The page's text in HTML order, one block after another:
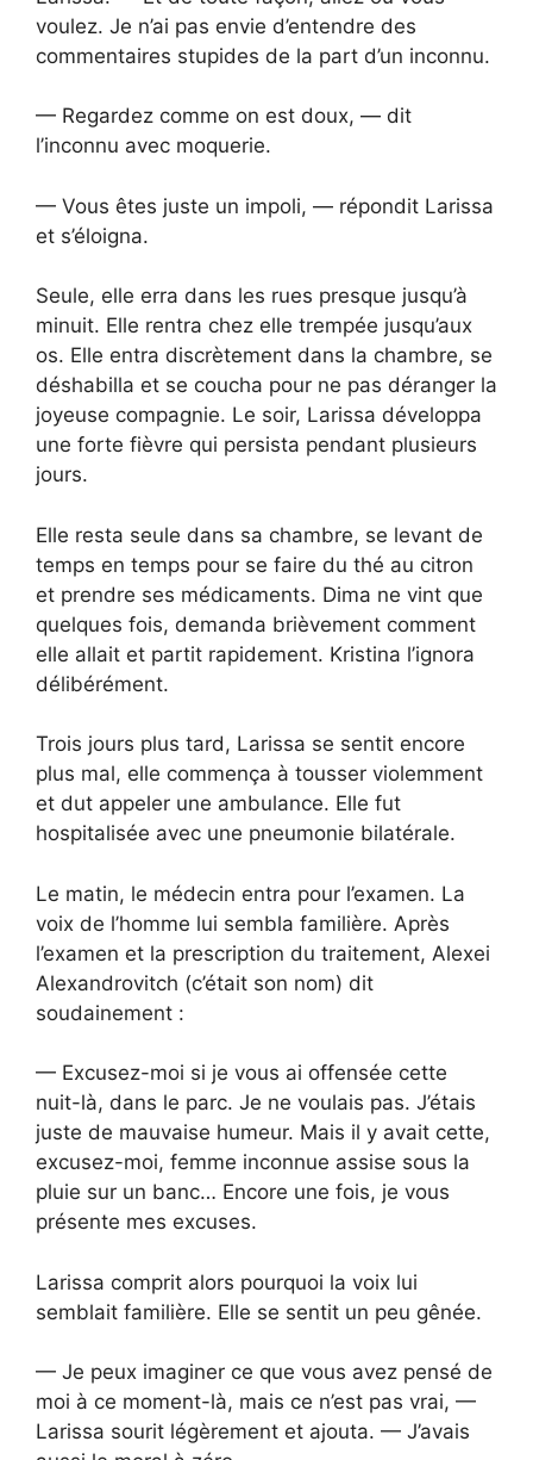
voulez. Je n’ai pas envie d’entendre des
commentaires stupides de la part d’un inconnu.
— Regardez comme on est doux, — dit
l’inconnu avec moquerie.
— Vous êtes juste un impoli, — répondit Larissa
et s’éloigna.
Seule, elle erra dans les rues presque jusqu’à
minuit. Elle rentra chez elle trempée jusqu’aux
os. Elle entra discrètement dans la chambre, se
déshabilla et se coucha pour ne pas déranger la
joyeuse compagnie. Le soir, Larissa développa
une forte fièvre qui persista pendant plusieurs
jours.
Elle resta seule dans sa chambre, se levant de
temps en temps pour se faire du thé au citron
et prendre ses médicaments. Dima ne vint que
quelques fois, demanda brièvement comment
elle allait et partit rapidement. Kristina l’ignora
délibérément.
Trois jours plus tard, Larissa se sentit encore
plus mal, elle commença à tousser violemment
et dut appeler une ambulance. Elle fut
hospitalisée avec une pneumonie bilatérale.
Le matin, le médecin entra pour l’examen. La
voix de l’homme lui sembla familière. Après
l’examen et la prescription du traitement, Alexei
Alexandrovitch (c’était son nom) dit
soudainement :
— Excusez-moi si je vous ai offensée cette
nuit-là, dans le parc. Je ne voulais pas. J’étais
juste de mauvaise humeur. Mais il y avait cette,
excusez-moi, femme inconnue assise sous la
pluie sur un banc… Encore une fois, je vous
présente mes excuses.
Larissa comprit alors pourquoi la voix lui
semblait familière. Elle se sentit un peu gênée.
— Je peux imaginer ce que vous avez pensé de
moi à ce moment-là, mais ce n’est pas vrai, —
Larissa sourit légèrement et ajouta. — J’avais